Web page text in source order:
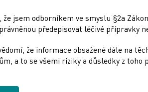
(porfyrie, amyloidóza kůže,
s autoimunitou)
že jsem odborníkem ve smyslu §2a
předepisovat léčivé přípravky
že informace obsažené dále na
a to se všemi riziky a důsledky z toho